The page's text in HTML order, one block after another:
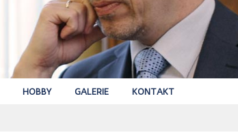
HOBBY GALERIE KONTAKT